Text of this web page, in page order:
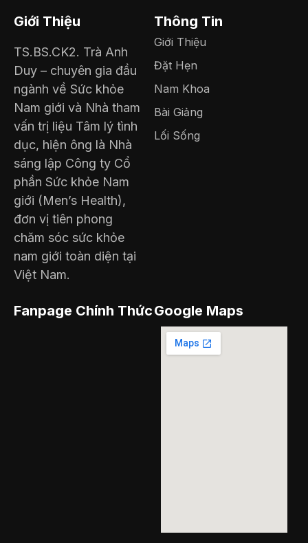
Giới Thiệu
TS.BS.CK2. Trà Anh
Duy – chuyên gia đầu
ngành về Sức khỏe
Nam giới và Nhà tham
vấn trị liệu Tâm lý tình
dục, hiện ông là Nhà
sáng lập Công ty Cổ
phần Sức khỏe Nam
giới (Men’s Health),
đơn vị tiên phong
chăm sóc sức khỏe
nam giới toàn diện tại
Việt Nam.
Thông Tin
Giới Thiệu
Đặt Hẹn
Nam Khoa
Bài Giảng
Lối Sống
Fanpage Chính ThứcGoogle Maps